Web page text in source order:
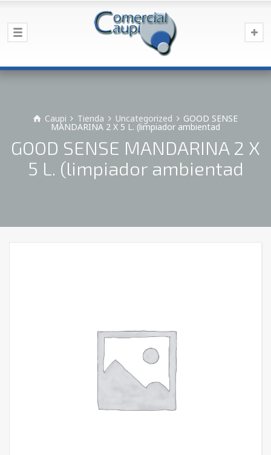
Caupi Tienda Uncategorized GOOD SENSE
MANDARINA 2 X 5 L. (limpiador ambientad
GOOD SENSE MANDARINA 2 X
5 L. (limpiador ambientad